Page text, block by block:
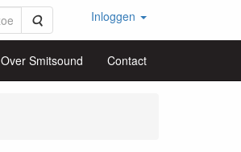
Zoeken Inloggen
Over Smitsound Contact